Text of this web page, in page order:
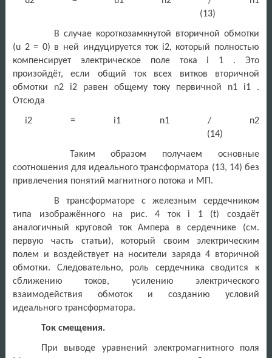
(13)
В случае короткозамкнутой вторичной обмотки
(u 2 = 0) в ней индуцируется ток i2, который полностью
компенсирует электрическое поле тока i 1 . Это
произойдёт, если общий ток всех витков вторичной
обмотки n2 i2 равен общему току первичной n1 i1 .
Отсюда
i2 = i1 n1 / n2
(14)
Таким образом получаем основные
соотношения для идеального трансформатора (13, 14) без
привлечения понятий магнитного потока и МП.
В трансформаторе с железным сердечником
типа изображённого на рис. 4 ток i 1 (t) создаёт
аналогичный круговой ток Ампера в сердечнике (см.
первую часть статьи), который своим электрическим
полем и воздействует на носители заряда 4 вторичной
обмотки. Следовательно, роль сердечника сводится к
сближению токов, усилению электрического
взаимодействия обмоток и созданию условий
идеального трансформатора.
Ток смещения.
При выводе уравнений электромагнитного поля